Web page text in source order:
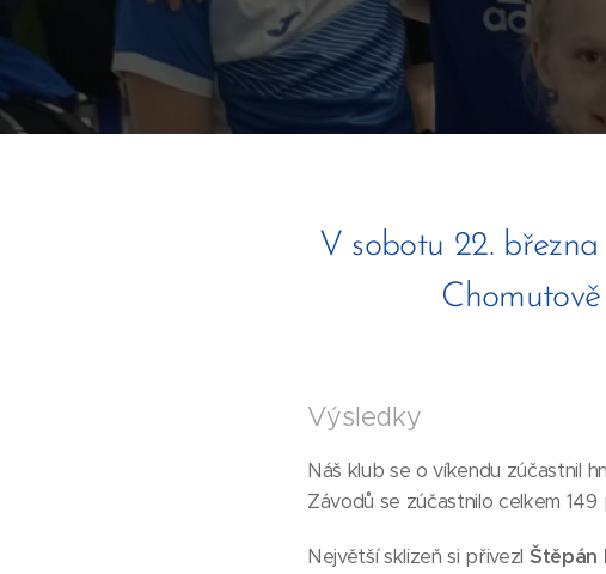
V sobotu 22.
Výsledky
Náš klub se o víkendu zúčastnil
Závodů se zúčastnilo celkem
Největší sklizeň si přivezl Štěpán